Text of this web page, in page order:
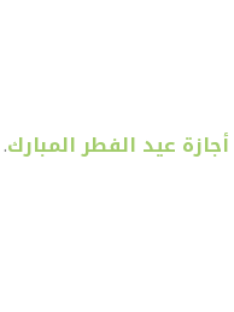
أجازة عيد الفطر المبارك.